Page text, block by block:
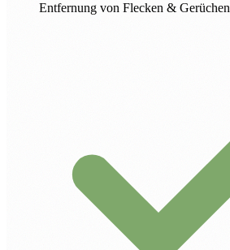
Entfernung von Flecken & Gerüchen